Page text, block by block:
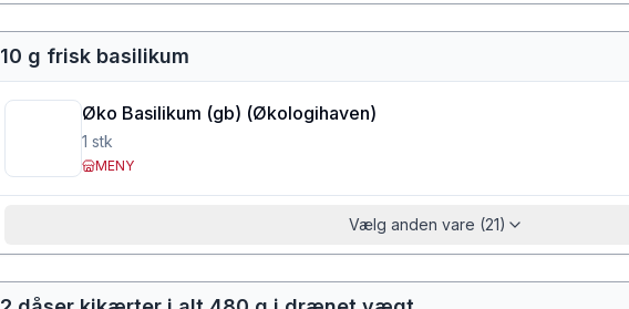
10 g frisk basilikum
Øko Basilikum (gb) (Økologihaven)
1 stk
MENY
Vælg anden vare (21)